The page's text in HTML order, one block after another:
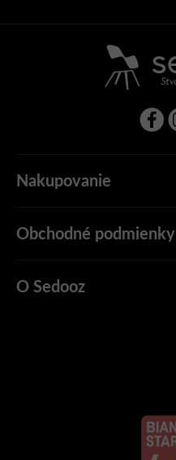
Nakupovanie
Obchodné podmienky
O Sedooz